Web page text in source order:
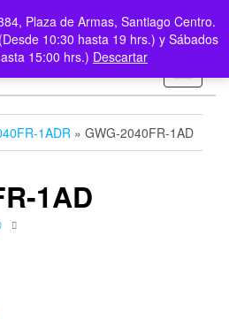
Plaza de Armas, Santiago Centro.
10:30 hasta 19 hrs.) y Sábados
15:00 hrs.) Descartar
0
$0
Toggle
1ADR » GWG-2040FR-1AD
1AD